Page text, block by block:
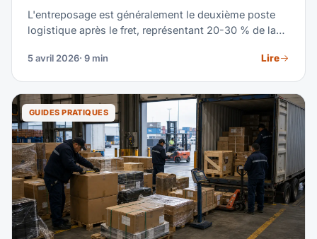
L'entreposage est généralement le deuxième poste
logistique après le fret, représentant 20-30 % de la
vous louiez votre propre espace, utilisiez un
comprendre le coût réel du stockage en entrepôt en
2026 vous aide à prendre de meilleures décisions. Ce
guide couvre chaque modèle de prix, les écarts de
tarifs régionaux et des stratégies éprouvées pour
réduire vos coûts d'entreposage.
5 avril 2026· 9 min Lire
GUIDES PRATIQUES